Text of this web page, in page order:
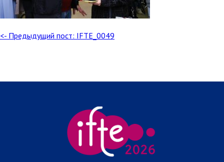
<- Предыдущий пост: IFTE_0049